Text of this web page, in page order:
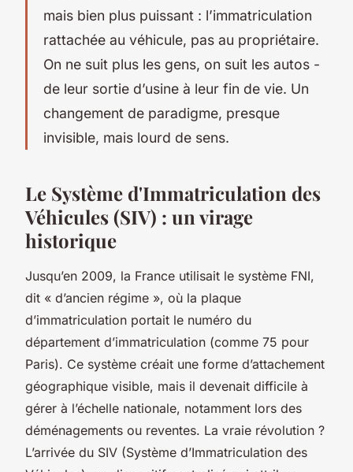
mais bien plus puissant : l’immatriculation
rattachée au véhicule, pas au propriétaire.
On ne suit plus les gens, on suit les autos -
de leur sortie d’usine à leur fin de vie. Un
changement de paradigme, presque
invisible, mais lourd de sens.
Le Système d'Immatriculation des
Véhicules (SIV) : un virage
historique
Jusqu’en 2009, la France utilisait le système FNI,
dit « d’ancien régime », où la plaque
d’immatriculation portait le numéro du
département d’immatriculation (comme 75 pour
Paris). Ce système créait une forme d’attachement
géographique visible, mais il devenait difficile à
gérer à l’échelle nationale, notamment lors des
déménagements ou reventes. La vraie révolution ?
L’arrivée du SIV (Système d’Immatriculation des